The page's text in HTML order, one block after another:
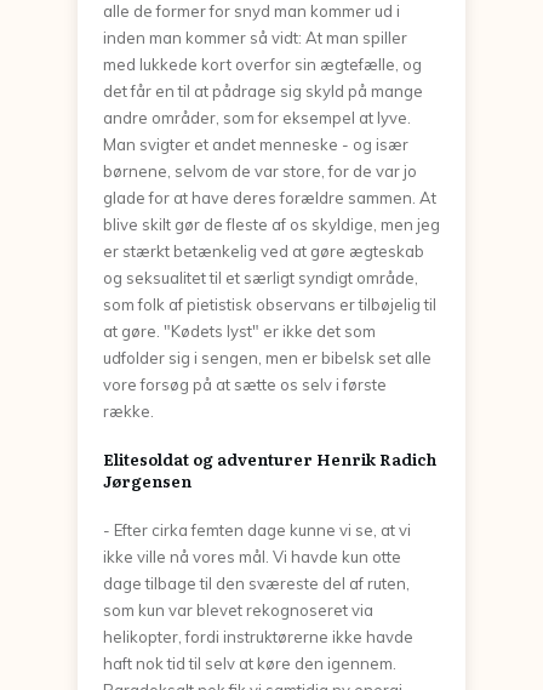
alle de former for snyd man kommer ud i
inden man kommer så vidt: At man spiller
med lukkede kort overfor sin ægtefælle, og
det får en til at pådrage sig skyld på mange
andre områder, som for eksempel at lyve.
Man svigter et andet menneske - og især
børnene, selvom de var store, for de var jo
glade for at have deres forældre sammen. At
blive skilt gør de fleste af os skyldige, men jeg
er stærkt betænkelig ved at gøre ægteskab
og seksualitet til et særligt syndigt område,
som folk af pietistisk observans er tilbøjelig til
at gøre. "Kødets lyst" er ikke det som
udfolder sig i sengen, men er bibelsk set alle
vore forsøg på at sætte os selv i første
række.
Elitesoldat og adventurer Henrik Radich
Jørgensen
- Efter cirka femten dage kunne vi se, at vi
ikke ville nå vores mål. Vi havde kun otte
dage tilbage til den sværeste del af ruten,
som kun var blevet rekognoseret via
helikopter, fordi instruktørerne ikke havde
haft nok tid til selv at køre den igennem.